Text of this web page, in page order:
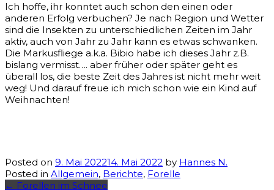
Ich hoffe, ihr konntet auch schon den einen oder
anderen Erfolg verbuchen? Je nach Region und Wetter
sind die Insekten zu unterschiedlichen Zeiten im Jahr
aktiv, auch von Jahr zu Jahr kann es etwas schwanken.
Die Markusfliege a.k.a. Bibio habe ich dieses Jahr z.B.
bislang vermisst…. aber früher oder später geht es
überall los, die beste Zeit des Jahres ist nicht mehr weit
weg! Und darauf freue ich mich schon wie ein Kind auf
Weihnachten!
Posted on 9. Mai 202214. Mai 2022 by Hannes N.
Posted in Allgemein, Berichte, Forelle
Post
← Forellen im Schnee